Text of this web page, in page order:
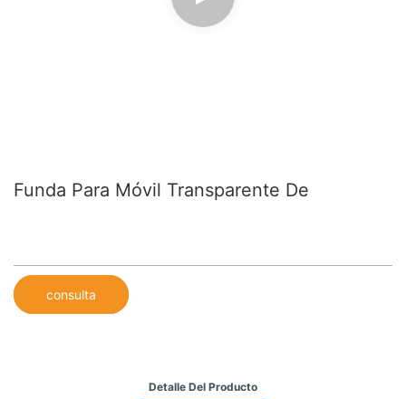
Funda Para Móvil Transparente De
consulta
Detalle Del Producto